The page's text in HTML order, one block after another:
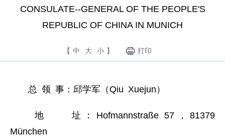
CONSULATE--GENERAL OF THE PEOPLE'S
REPUBLIC OF CHINA IN MUNICH
【 中 大 小 】 打印
总 领 事：邱学军（Qiu Xuejun）
地 址：Hofmannstraße 57，81379
München